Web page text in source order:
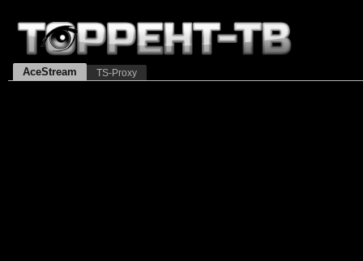
AceStream TS-Proxy